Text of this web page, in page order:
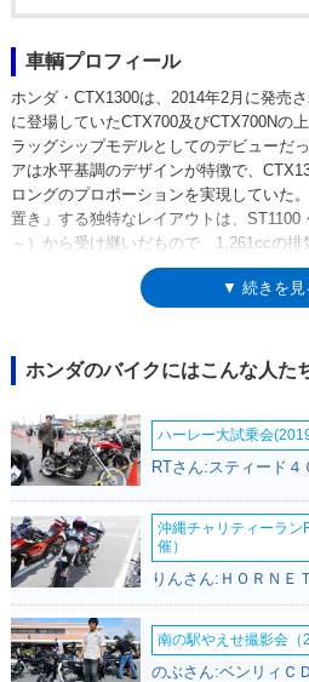
車輌プロフィール
ホンダ・CTX1300は、2014年2月に発売
に登場していたCTX700及びCTX700Nの
ラッグシップモデルとしてのデビューだ
アは水平基調のデザインが特徴で、
ロングのプロポーションを実現していた
置き」する独特なレイアウトは、ST1100
～）から受け継いだもので、1,261ccの
していた。なお、縦置きV型エンジンと
のようなイメージがあるが、ホンダも70
立タイプのフロントフォークと2本ショ
用。前後連動式のABS（コンバインド
ルートゥース対応のオーディオシステム
当時では珍しく、グリップヒーターと
て販売された。トラクションコントロー
火類はLED化され、USB端子も備えてい
▼ 続きを見
ホンダのバイクにはこんな人た
ハーレー大試乗会
RTさん:スティード４
沖縄チャリティーラ
催）
りんさん:ＨＯＲＮＥ
南の駅やえせ撮影会（
のぶさん:ベンリィＣ